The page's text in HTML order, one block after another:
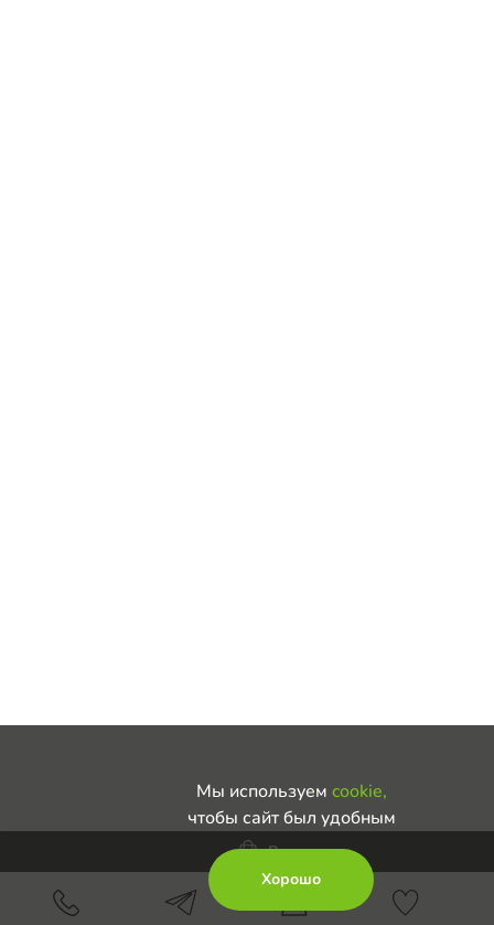
Мы используем cookie,
чтобы сайт был удобным
Хорошо
В корзину